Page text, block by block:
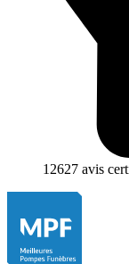
12627 avis